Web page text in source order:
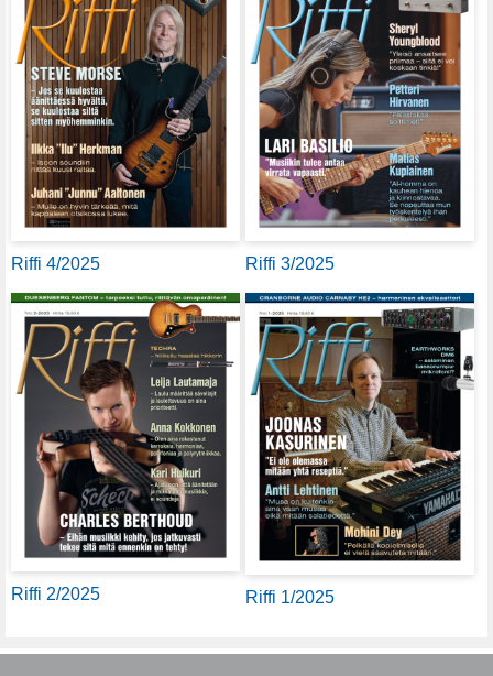
Riffi 4/2025 Riffi 3/2025
Riffi 2/2025 Riffi 1/2025